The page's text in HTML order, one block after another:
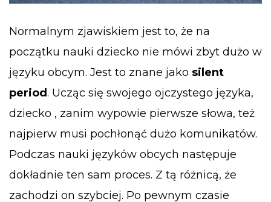
Normalnym zjawiskiem jest to, że na
początku nauki dziecko nie mówi zbyt dużo w
języku obcym. Jest to znane jako silent
period. Ucząc się swojego ojczystego języka,
dziecko , zanim wypowie pierwsze słowa, też
najpierw musi pochłonąć dużo komunikatów.
Podczas nauki języków obcych następuje
dokładnie ten sam proces. Z tą różnicą, że
zachodzi on szybciej. Po pewnym czasie